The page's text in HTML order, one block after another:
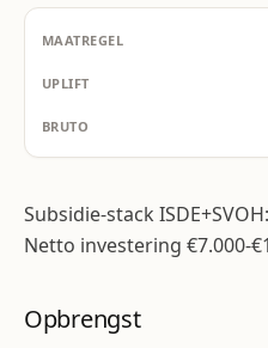
Subsidie-stack
Netto investering €7.000-
Opbrengst